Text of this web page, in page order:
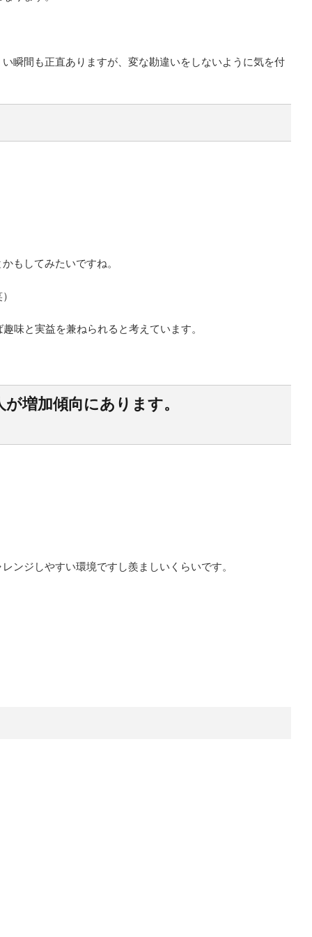
瞬間も正直ありますが、変な勘違いをしないように気を付
もしてみたいですね。
味と実益を兼ねられると考えています。
増加傾向にあります。
ンジしやすい環境ですし羨ましいくらいです。